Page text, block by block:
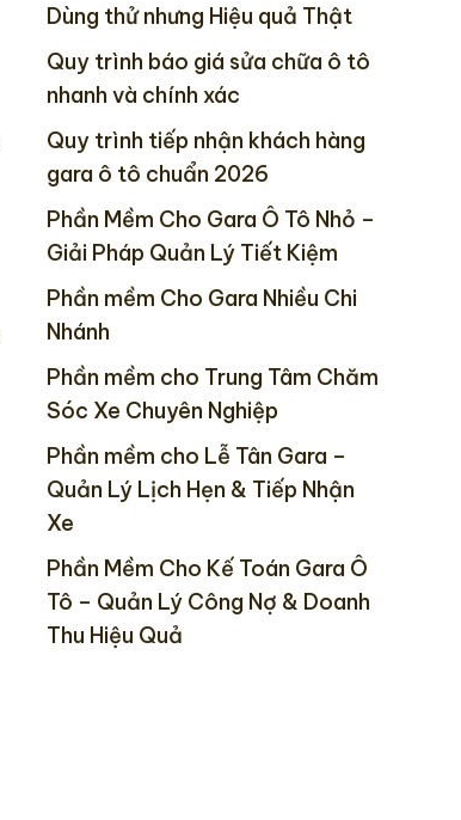
Dùng thử nhưng Hiệu quả Thật
Quy trình báo giá sửa chữa ô tô
nhanh và chính xác
Quy trình tiếp nhận khách hàng
gara ô tô chuẩn 2026
Phần Mềm Cho Gara Ô Tô Nhỏ –
Giải Pháp Quản Lý Tiết Kiệm
Phần mềm Cho Gara Nhiều Chi
Nhánh
Phần mềm cho Trung Tâm Chăm
Sóc Xe Chuyên Nghiệp
Phần mềm cho Lễ Tân Gara –
Quản Lý Lịch Hẹn & Tiếp Nhận
Xe
Phần Mềm Cho Kế Toán Gara Ô
Tô – Quản Lý Công Nợ & Doanh
Thu Hiệu Quả